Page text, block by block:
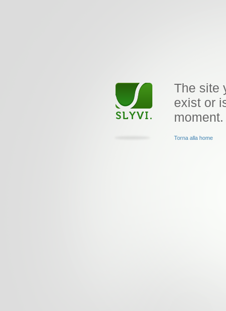
The site
exist or
moment.
Torna alla home